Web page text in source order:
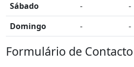
Sábado - -
Domingo
- -
Formulário de Contacto